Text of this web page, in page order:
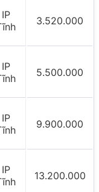
IP
3.520.000
IP
5.500.000
IP
9.900.000
IP
13.200.000